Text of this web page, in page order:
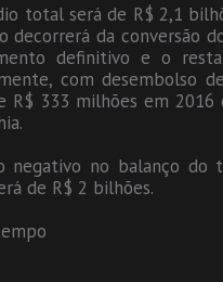
total será de R$ 2,1
decorrerá da conversão
definitivo e o
com desembolso
R$ 333 milhões em 2016
negativo no balanço do
de R$ 2 bilhões.